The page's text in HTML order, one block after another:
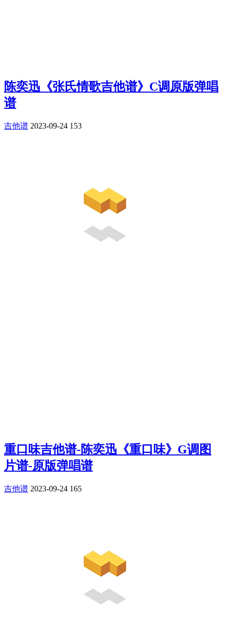
陈奕迅《张氏情歌吉他谱》C调原版弹唱
谱
吉他谱 2023-09-24 153
重口味吉他谱-陈奕迅《重口味》G调图
片谱-原版弹唱谱
吉他谱 2023-09-24 165